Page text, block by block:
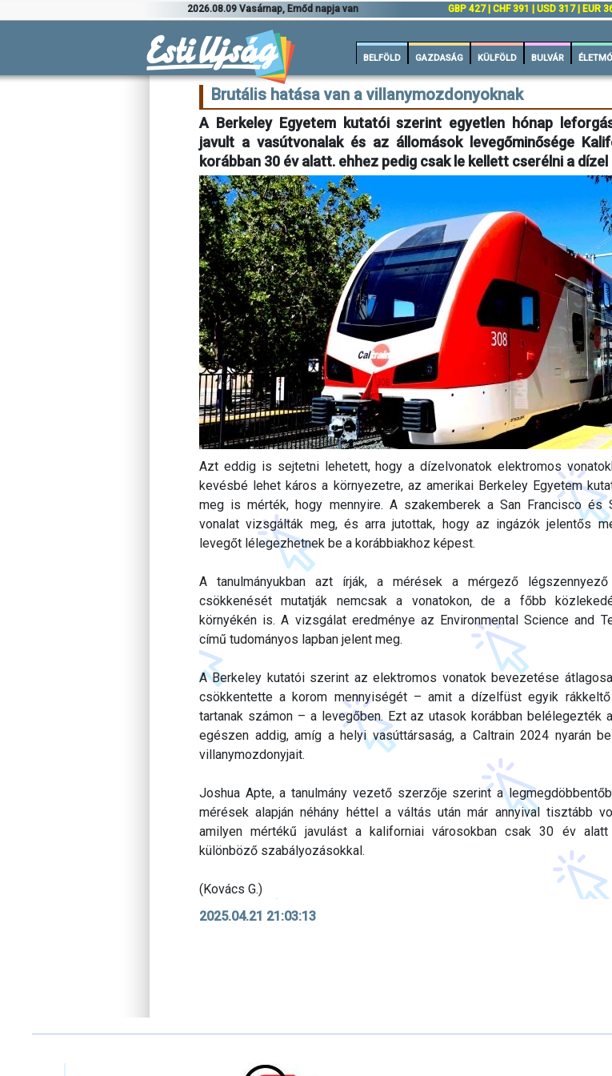
2026.08.09 Vasárnap, Emőd napja van GBP 427 | CHF 391 | USD 317 | EUR
BELFÖLD GAZDASÁG KÜLFÖLD BULVÁR
Brutális hatása van a villanymozdonyoknak
A Berkeley Egyetem kutatói szerint egyetlen hónap
javult a vasútvonalak és az állomások levegőminősége
korábban 30 év alatt. ehhez pedig csak le kellett cserélni a
Azt eddig is sejtetni lehetett, hogy a dízelvonatok elektromos
kevésbé lehet káros a környezetre, az amerikai Berkeley Egyetem
meg is mérték, hogy mennyire. A szakemberek a San Francisco és
vonalat vizsgálták meg, és arra jutottak, hogy az ingázók jelentős
levegőt lélegezhetnek be a korábbiakhoz képest.
A tanulmányukban azt írják, a mérések a mérgező légszennyező
csökkenését mutatják nemcsak a vonatokon, de a főbb
környékén is. A vizsgálat eredménye az Environmental Science and
című tudományos lapban jelent meg.
A Berkeley kutatói szerint az elektromos vonatok bevezetése
csökkentette a korom mennyiségét – amit a dízelfüst egyik
tartanak számon – a levegőben. Ezt az utasok korábban belélegezték
egészen addig, amíg a helyi vasúttársaság, a Caltrain 2024 nyarán
villanymozdonyjait.
Joshua Apte, a tanulmány vezető szerzője szerint a
mérések alapján néhány héttel a váltás után már annyival tisztább
amilyen mértékű javulást a kaliforniai városokban csak 30 év
különböző szabályozásokkal.
(Kovács G.)
2025.04.21 21:03:13